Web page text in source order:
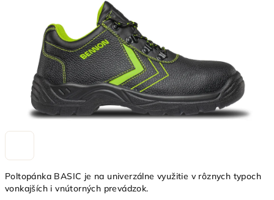
Poltopánka BASIC je na univerzálne využitie v rôznych typoch
vonkajších i vnútorných prevádzok.